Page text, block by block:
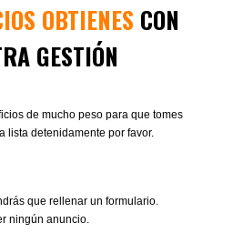
OBTIENES CON
GESTIÓN
de mucho peso para que tomes
lista detenidamente por favor.
que rellenar un formulario.
ningún anuncio.